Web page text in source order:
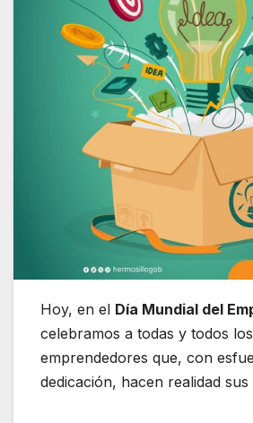
Hoy, en el Día Mundial del
celebramos a todas y todos los
emprendedores que, con
dedicación, hacen realidad sus